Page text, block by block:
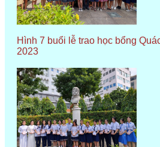
Hình 7 buổi lễ trao học bổng
2023